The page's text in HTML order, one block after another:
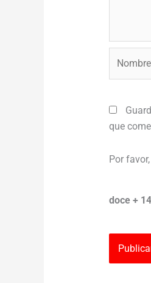
que
Por
doce +